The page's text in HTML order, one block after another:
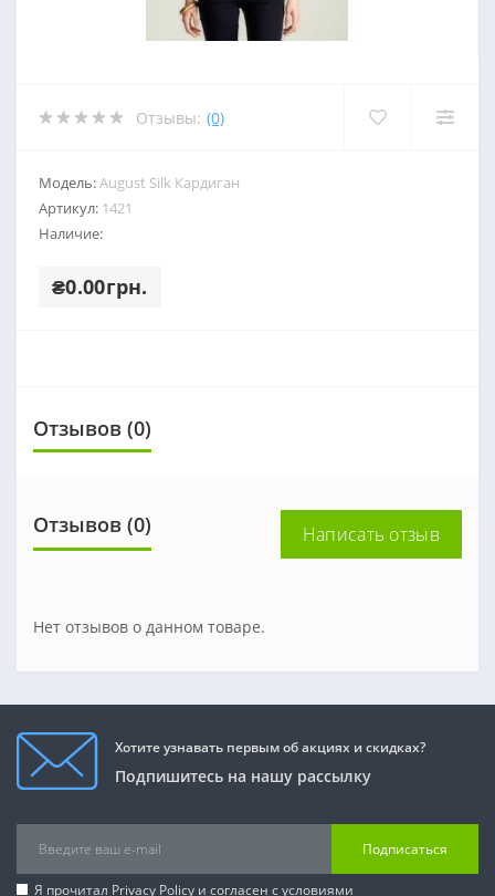
Отзывы: (0)
Модель:August Silk Кардиган
Артикул: 1421
Наличие:
₴0.00грн.
Отзывов (0)
Отзывов (0) Написать отзыв
Нет отзывов о данном товаре.
Хотите узнавать первым об акциях и скидках?
Подпишитесь на нашу рассылку
Подписаться
Я прочитал Privacy Policy и согласен с условиями